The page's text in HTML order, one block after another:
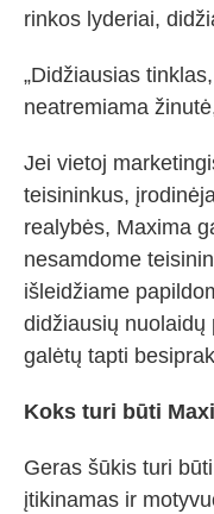
rinkos lyderiai,
„Didžiausias
neatremiama
Jei vietoj
teisininkus,
realybės, Maxima
nesamdome
išleidžiame
didžiausių nuolaidų
galėtų tapti
Koks turi būti
Geras šūkis turi
įtikinamas ir